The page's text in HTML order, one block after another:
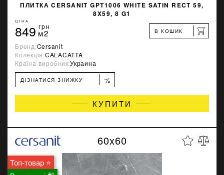
ПЛИТКА CERSANIT GPT1006 WHITE SATIN RECT 59,
8X59, 8 G1
ЦІНА
849 грн
м2 В КОШИК
Бренд:Cersanit
Колекція:CALACATTA
Країна-виробник:Украина
ДІЗНАТИСЯ ЗНИЖКУ %
КУПИТИ
Топ-товар ⭐
60x60